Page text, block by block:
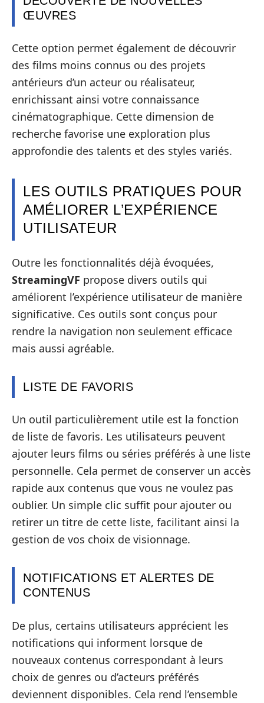
ŒUVRES
Cette option permet également de découvrir
des films moins connus ou des projets
antérieurs d’un acteur ou réalisateur,
enrichissant ainsi votre connaissance
cinématographique. Cette dimension de
recherche favorise une exploration plus
approfondie des talents et des styles variés.
LES OUTILS PRATIQUES POUR
AMÉLIORER L’EXPÉRIENCE
UTILISATEUR
Outre les fonctionnalités déjà évoquées,
StreamingVF propose divers outils qui
améliorent l’expérience utilisateur de manière
significative. Ces outils sont conçus pour
rendre la navigation non seulement efficace
mais aussi agréable.
LISTE DE FAVORIS
Un outil particulièrement utile est la fonction
de liste de favoris. Les utilisateurs peuvent
ajouter leurs films ou séries préférés à une liste
personnelle. Cela permet de conserver un accès
rapide aux contenus que vous ne voulez pas
oublier. Un simple clic suffit pour ajouter ou
retirer un titre de cette liste, facilitant ainsi la
gestion de vos choix de visionnage.
NOTIFICATIONS ET ALERTES DE
CONTENUS
De plus, certains utilisateurs apprécient les
notifications qui informent lorsque de
nouveaux contenus correspondant à leurs
choix de genres ou d’acteurs préférés
deviennent disponibles. Cela rend l’ensemble